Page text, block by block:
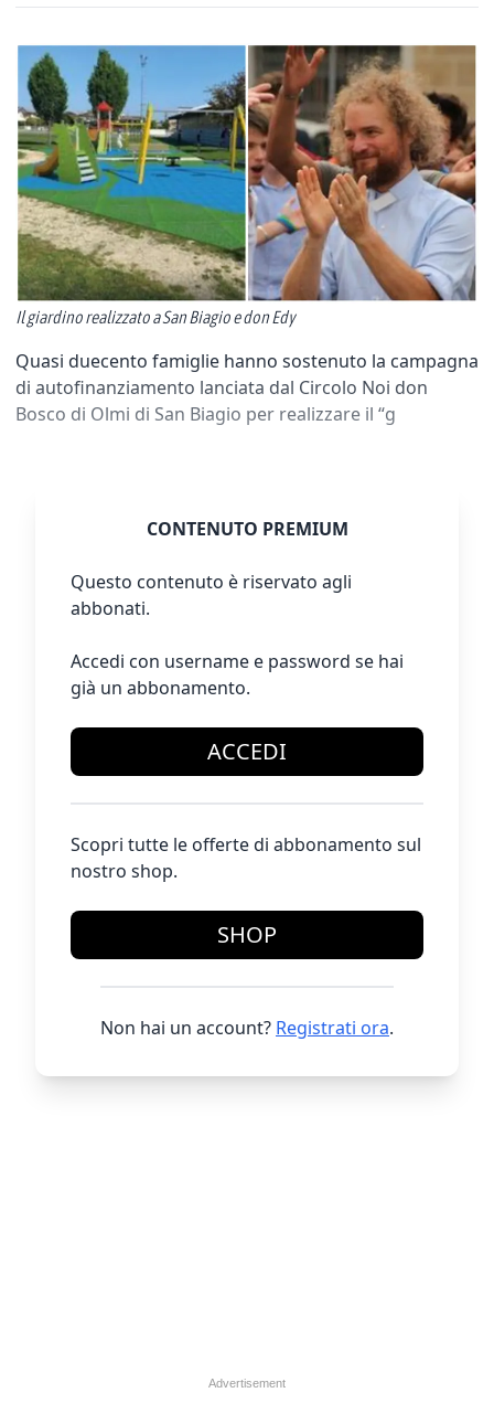
Il giardino realizzato a San Biagio e don Edy
Quasi duecento famiglie hanno sostenuto la campagna
di autofinanziamento lanciata dal Circolo Noi don
Bosco di Olmi di San Biagio per realizzare il “g
CONTENUTO PREMIUM
Questo contenuto è riservato agli
abbonati.
Accedi con username e password se hai
già un abbonamento.
ACCEDI
Scopri tutte le offerte di abbonamento sul
nostro shop.
SHOP
Non hai un account? Registrati ora.